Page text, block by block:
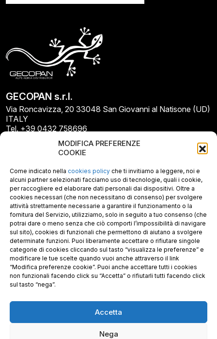
MODIFICA PREFERENZE
COOKIE
Come indicato nella cookies policy che ti invitiamo a leggere, noi e
alcuni partner selezionati facciamo uso di tecnologie, quali i cookie,
per raccogliere ed elaborare dati personali dai dispositivi. Oltre a
cookies necessari (che non necessitano di consenso) per svolgere
attività strettamente necessarie a garantire il funzionamento o la
fornitura del Servizio, utilizziamo, solo in seguito a tuo consenso (che
potrai dare o meno senza che ciò comporti l’impossibilità di navigare
sul sito), cookies di funzionali che permettono di aiutano a svolgere
determinate funzioni. Puoi liberamente accettare o rifiutare singole
categorie di cookies cliccando sul tasto “visualizza le preferenze” e
modificare le tue scelte quando vuoi anche attraverso il link
“Modifica preferenze cookie”. Puoi anche accettare tutti i cookies
non funzionali facendo click su “Accetta” o rifiutarli tutti facendo click
sul tasto “nega”.
Accetta
Nega
GECOPAN s.r.l.
Via Roncavizza, 20 33048 San Giovanni al Natisone (UD)
ITALY
Tel. +39 0432 758696
E-mail: info@gecopan.it
E-mail PEC: gecopan@pec.it
P.I. E C.F. 02487660306
N. REA UD 264834
Capitale sociale € 30.000
Richiedi i nostri prodotti certificati FSC®